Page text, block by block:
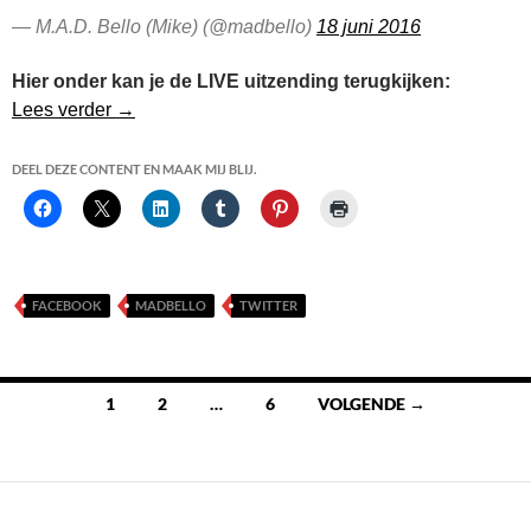
— M.A.D. Bello (Mike) (@madbello) 18 juni 2016
Hier onder kan je de LIVE uitzending terugkijken:
Lees verder Vanavond de 3e LIVE Uitzending van Het
→
DEEL DEZE CONTENT EN MAAK MIJ BLIJ.
FACEBOOK MADBELLO TWITTER
Berichten
1 2 … 6 VOLGENDE →